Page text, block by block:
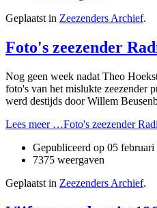
Geplaatst in Zeezenders Archief.
Foto's zeezender
Nog geen week nadat Theo
foto's van het mislukte zeezender
werd destijds door Willem
Lees meer …Foto's zeezender
Gepubliceerd op 05 februari
7375 weergaven
Geplaatst in Zeezenders Archief.